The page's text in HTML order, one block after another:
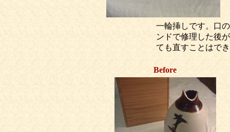
一輪挿しです。口
ンドで修理した後
ても直すことはで
Before